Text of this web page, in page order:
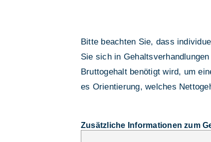
Bitte beachten Sie, dass
Sie sich in
Bruttogehalt benötigt wird, um
es Orientierung, welches
Zusätzliche Informationen zum